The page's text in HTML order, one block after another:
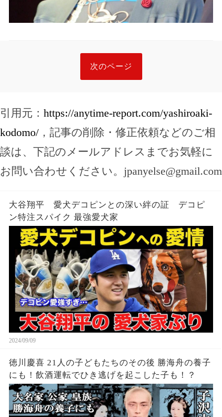
次のページ
引用元： https://anytime-report.com/yashiroaki-
kodomo/ ，記事の削除・修正依頼などのご相
談は、下記のメールアドレスまでお気軽に
お問い合わせください。 jpanyelse@gmail.com
大谷翔平 愛犬デコピンとの深い絆の証 デコピ
ン特注スパイク 最強愛犬家
2024/09/09
徳川慶喜 21人の子どもたちのその後 勝海舟の養子
にも！飲酒運転でひき逃げを起こした子も！？